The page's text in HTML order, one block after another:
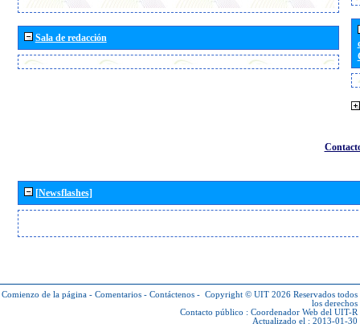
Sala de redacción
[Newsflashes]
Comienzo de la página - Comentarios - Contáctenos - Copyright © UIT 2026 Reservados todos
los derechos
Contacto público : Coordenador Web del UIT-R
Actualizado el : 2013-01-30